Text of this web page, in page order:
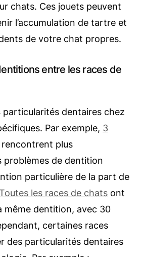
chats. Ces jouets peuvent
l’accumulation de tartre et
de votre chat propres.
entre les races de
particularités dentaires chez
Par exemple, 3
rencontrent plus
problèmes de dentition
particulière de la part de
Toutes les races de chats ont
même dentition, avec 30
certaines races
des particularités dentaires